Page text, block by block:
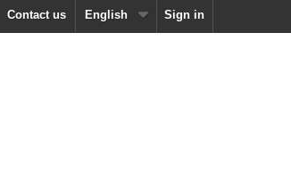
Sign in
English
Contact us